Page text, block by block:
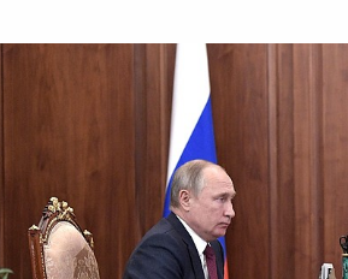
Встреча с Президентом ЮАР
23 октября 2019 года, 12:00
Пленарное заседание